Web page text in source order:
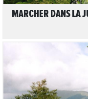
MARCHER DANS LA